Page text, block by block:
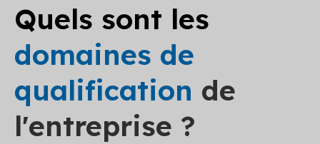
Quels sont les
domaines de
qualification de
l'entreprise ?